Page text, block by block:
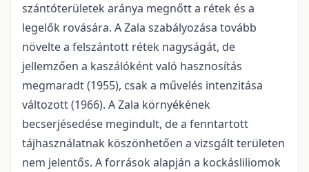
szántóterületek aránya megnőtt a rétek és a
legelők rovására. A Zala szabályozása tovább
növelte a felszántott rétek nagyságát, de
jellemzően a kaszálóként való hasznosítás
megmaradt (1955), csak a művelés intenzitása
változott (1966). A Zala környékének
becserjésedése megindult, de a fenntartott
tájhasználatnak köszönhetően a vizsgált területen
nem jelentős. A források alapján a kockásliliomok